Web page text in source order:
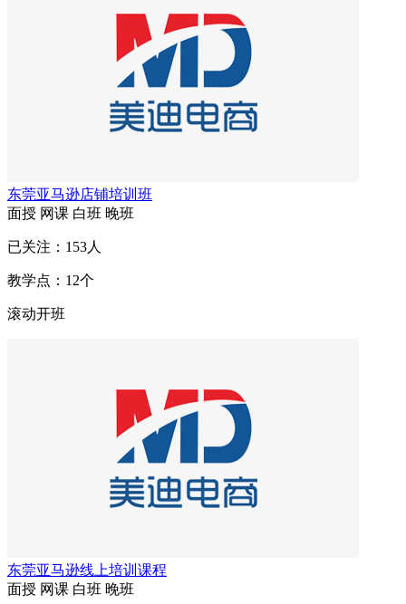
东莞亚马逊店铺培训班
面授 网课 白班 晚班
已关注： 153人
教学点： 12个
滚动开班
东莞亚马逊线上培训课程
面授 网课 白班 晚班